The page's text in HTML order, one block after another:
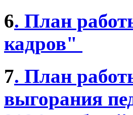
6. План
кадров"
7. План
выгорания